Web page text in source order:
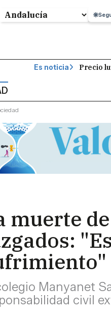
Es noticia Precio
muerte
Manyanet
civil